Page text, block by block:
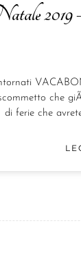
2019
che
di ferie che